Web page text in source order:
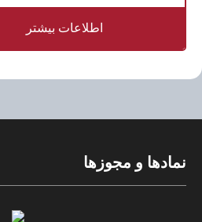
اطلاعات بیشتر
نمادها و مجوزها